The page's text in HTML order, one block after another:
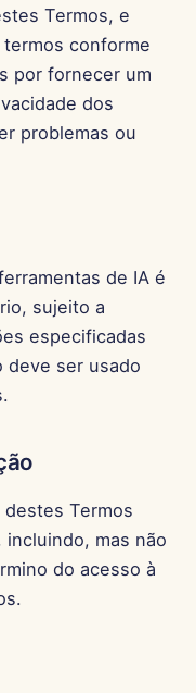
Termos, e
conforme
por fornecer um
dos
problemas ou
de IA é
sujeito a
especificadas
deve ser usado
destes Termos
mas não
do acesso à